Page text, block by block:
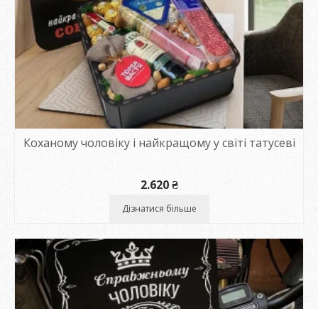
Коханому чоловіку і найкращому у світі татусеві
2.620₴
Дізнатися більше